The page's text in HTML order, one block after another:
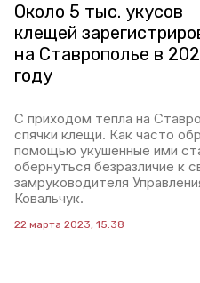
Около 5 тыс. укусов
клещей
на Ставрополье в
году
С приходом тепла на
спячки клещи. Как часто
помощью укушенные ими
обернуться безразличие к
замруководителя
Ковальчук.
22 марта 2023, 15:38